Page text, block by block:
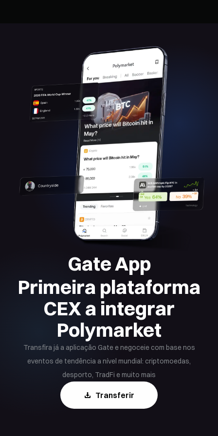
Gate App
Primeira plataforma
CEX a integrar
Polymarket
Transfira já a aplicação Gate e negoceie com base nos
eventos de tendência a nível mundial: criptomoedas,
desporto, TradFi e muito mais
Transferir